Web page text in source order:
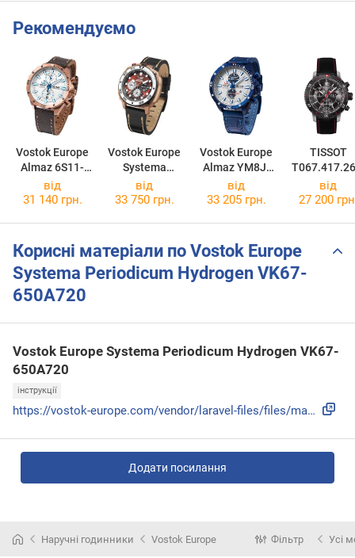
Рекомендуємо
Vostok Europe
Almaz 6S11-
320B676
Vostok Europe
Systema
Periodicum
Phosphorus
Vostok Europe
Almaz YM8J-
320D657
TISSOT
51.00
від
31 140 грн.
від
33 750 грн.
від
33 205 грн.
від
27 200
Корисні матеріали по Vostok Europe
Systema Periodicum Hydrogen VK67-
650A720
Vostok Europe Systema Periodicum Hydrogen VK67-
650A720
інструкції
https://vostok-europe.com/vendor/laravel-files/files/manual...
Додати посилання
Наручні годинники Vostok Europe Фільтр Усі